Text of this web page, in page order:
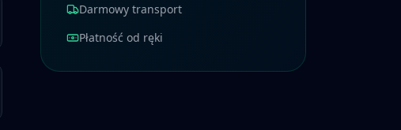
Darmowy transport
Płatność od ręki